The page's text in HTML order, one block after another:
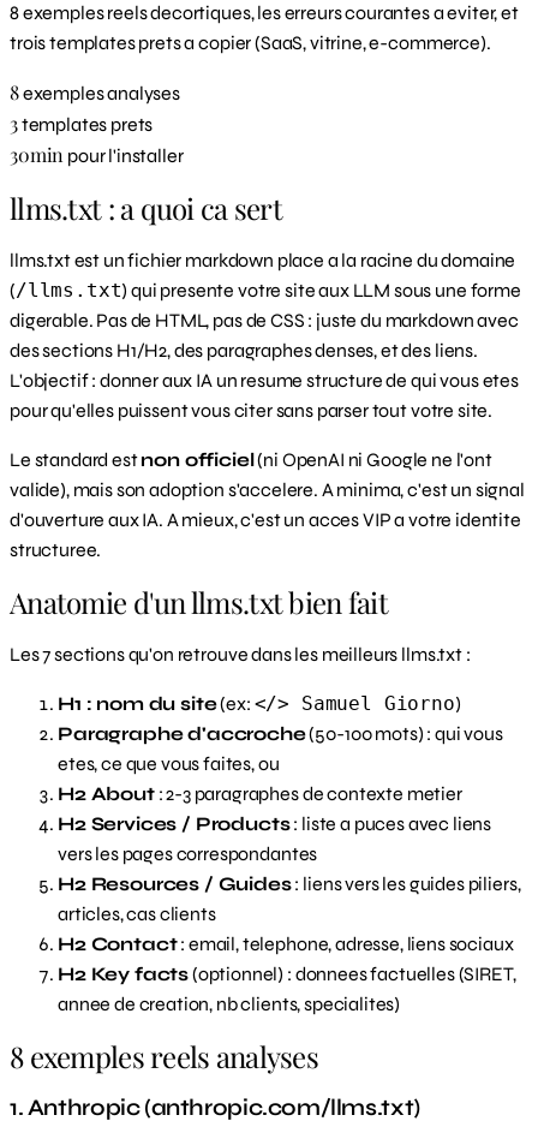
8 exemples reels decortiques, les erreurs courantes a eviter, et
trois templates prets a copier (SaaS, vitrine, e-commerce).
8exemples analyses
3templates prets
30min pour l'installer
llms.txt : a quoi ca sert
llms.txt est un fichier markdown place a la racine du domaine
(/llms.txt) qui presente votre site aux LLM sous une forme
digerable. Pas de HTML, pas de CSS : juste du markdown avec
des sections H1/H2, des paragraphes denses, et des liens.
L'objectif : donner aux IA un resume structure de qui vous etes
pour qu'elles puissent vous citer sans parser tout votre site.
Le standard estnon officiel(ni OpenAI ni Google ne l'ont
valide), mais son adoption s'accelere. A minima, c'est un signal
d'ouverture aux IA. A mieux, c'est un acces VIP a votre identite
structuree.
Anatomie d'un llms.txt bien fait
Les 7 sections qu'on retrouve dans les meilleurs llms.txt :
H1 : nom du site(ex: </> Samuel Giorno)
Paragraphe d'accroche(50-100 mots) : qui vous
etes, ce que vous faites, ou
H2 About: 2-3 paragraphes de contexte metier
H2 Services / Products: liste a puces avec liens
vers les pages correspondantes
H2 Resources / Guides: liens vers les guides piliers,
articles, cas clients
H2 Contact: email, telephone, adresse, liens sociaux
H2 Key facts(optionnel) : donnees factuelles (SIRET,
annee de creation, nb clients, specialites)
8 exemples reels analyses
1. Anthropic (anthropic.com/llms.txt)